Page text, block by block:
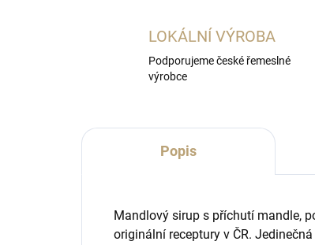
LOKÁLNÍ VÝROBA
Podporujeme české řemeslné
výrobce
Popis
Mandlový sirup s příchutí mandle,
originální receptury v ČR.